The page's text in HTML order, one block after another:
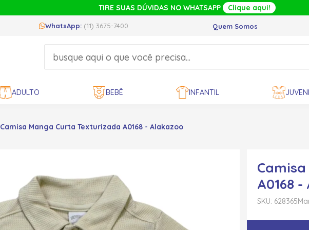
TIRE SUAS DÚVIDAS NO WHATSAPP Clique aqui!
WhatsApp: (11) 3675-7400 Quem Somos
ADULTO BEBÊ INFANTIL
Camisa Manga Curta Texturizada A0168 - Alakazoo
A0168
SKU: 628365